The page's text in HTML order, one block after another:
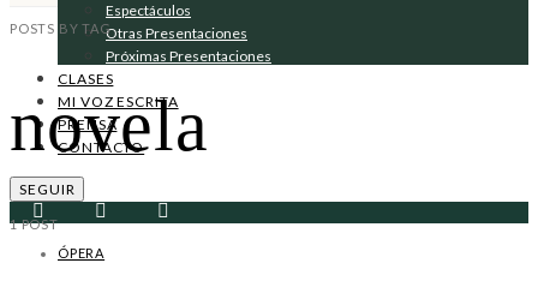
Espectáculos
Otras Presentaciones
Próximas Presentaciones
CLASES
MI VOZ ESCRITA
PRENSA
CONTACTO
SEGUIR
POSTS BY TAG
novela
1 POST
ÓPERA